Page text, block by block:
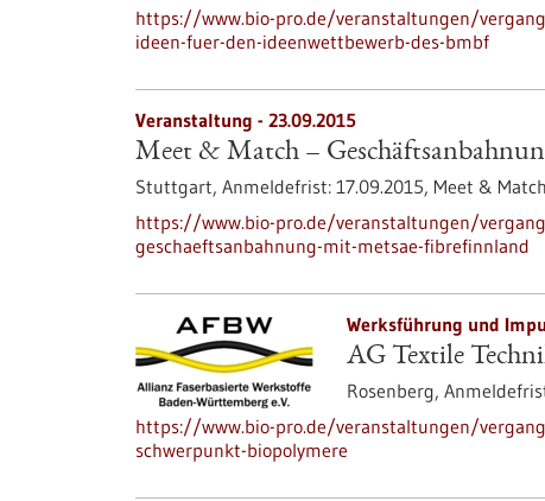
https://www.bio-pro.de/veranstaltungen/
ideen-fuer-den-ideenwettbewerb-des-bmbf
Veranstaltung - 23.09.2015
Meet & Match –
Stuttgart, Anmeldefrist: 17.09.2015, Meet & Match
https://www.bio-pro.de/veranstaltungen/
geschaeftsanbahnung-mit-metsae-fibrefinnland
Werksführung und
AG Textile
Rosenberg,
https://www.bio-pro.de/veranstaltungen/
schwerpunkt-biopolymere